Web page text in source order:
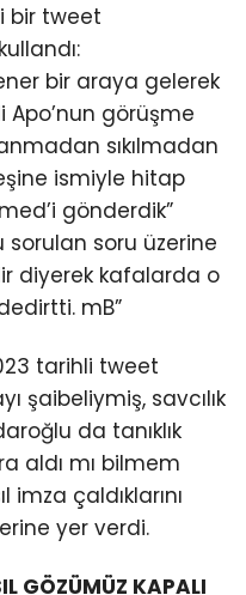
bir tweet
bir araya gelerek
Apo’nun görüşme
sıkılmadan
ismiyle hitap
gönderdik”
sorulan soru üzerine
diyerek kafalarda o
mB”
tarihli tweet
şaibeliymiş, savcılık
da tanıklık
aldı mı bilmem
imza çaldıklarını
yer verdi.
GÖZÜMÜZ KAPALI